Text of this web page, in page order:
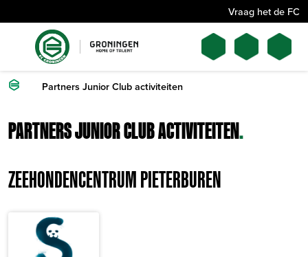
Vraag het de FC
Partners Junior Club activiteiten
PARTNERS JUNIOR CLUB ACTIVITEITEN.
ZEEHONDENCENTRUM PIETERBUREN